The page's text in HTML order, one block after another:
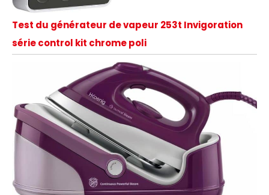
Test du générateur de vapeur 253t Invigoration
série control kit chrome poli